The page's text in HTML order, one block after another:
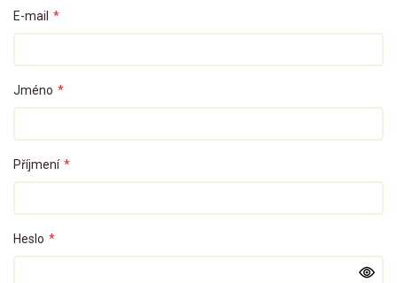
E-mail *
Jméno *
Příjmení *
Heslo *